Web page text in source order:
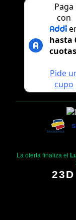
La oferta finaliza el